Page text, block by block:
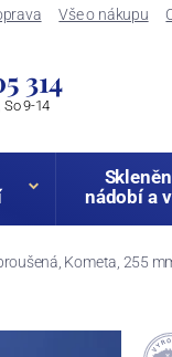
Vše o nákupu
314
So 9-14
nádobí a
Kometa, 255